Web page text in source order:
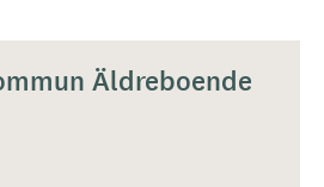
Äldreboende